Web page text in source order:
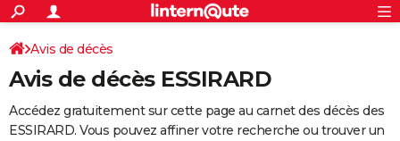
ACTUALITÉS
Politique
Société
Faits Divers
Education
Monde
Villes
+
SPORT
Coupe du monde 2026
Football
Tennis
Cyclisme
Rugby
Forum
Programme TV
TNT
Streaming
Cinéma
Sorties cinéma
Musique
+
FINANCE
Avis de décès
Avis de décès ESSIRARD
Accédez gratuitement sur cette page au carnet des décès des
ESSIRARD. Vous pouvez affiner votre recherche ou trouver un